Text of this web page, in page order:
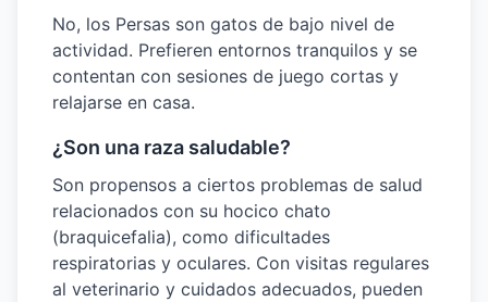
No, los Persas son gatos de bajo nivel de
actividad. Prefieren entornos tranquilos y se
contentan con sesiones de juego cortas y
relajarse en casa.
¿Son una raza saludable?
Son propensos a ciertos problemas de salud
relacionados con su hocico chato
(braquicefalia), como dificultades
respiratorias y oculares. Con visitas regulares
al veterinario y cuidados adecuados, pueden